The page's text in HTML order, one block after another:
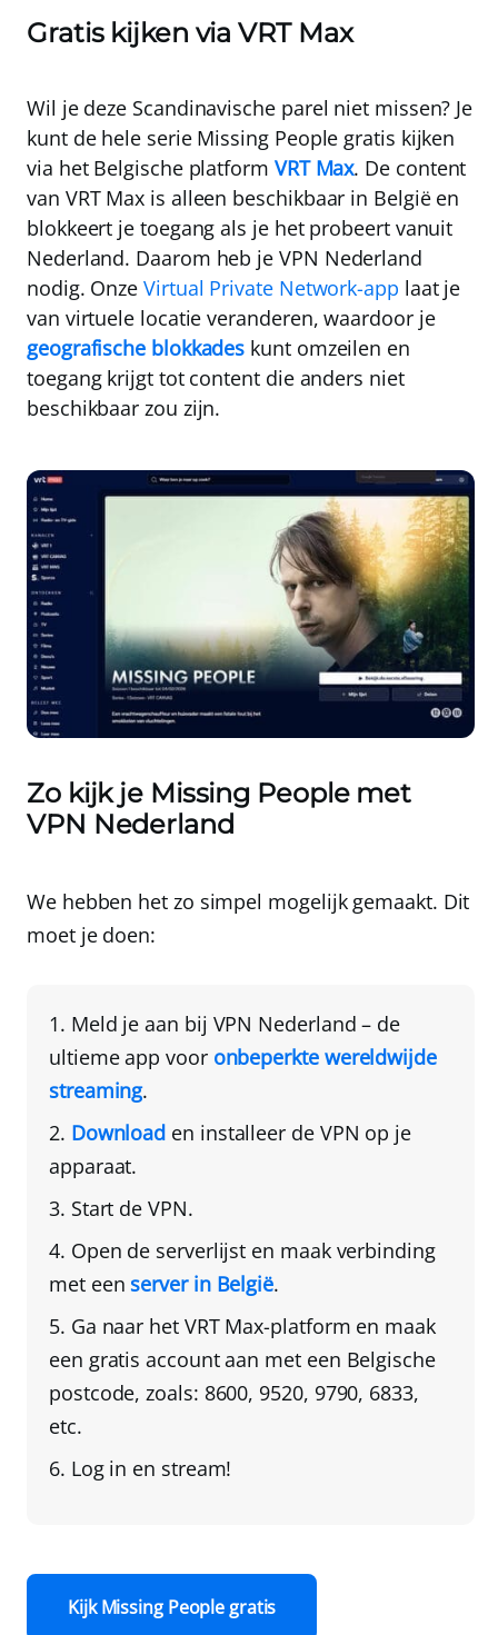
Gratis kijken via VRT Max
Wil je deze Scandinavische parel niet missen? Je
kunt de hele serie Missing People gratis kijken
via het Belgische platform VRT Max. De content
van VRT Max is alleen beschikbaar in België en
blokkeert je toegang als je het probeert vanuit
Nederland. Daarom heb je VPN Nederland
nodig. OnzeVirtual Private Network-app laat je
van virtuele locatie veranderen, waardoor je
geografische blokkades kunt omzeilen en
toegang krijgt tot content die anders niet
beschikbaar zou zijn.
Zo kijk je Missing People met
VPN Nederland
We hebben het zo simpel mogelijk gemaakt. Dit
moet je doen:
Meld je aan bij VPN Nederland – de
ultieme app voor onbeperkte wereldwijde
streaming.
Download en installeer de VPN op je
apparaat.
Start de VPN.
Open de serverlijst en maak verbinding
met eenserver in België.
Ga naar het VRT Max-platform en maak
een gratis account aan met een Belgische
postcode, zoals: 8600, 9520, 9790, 6833,
etc.
Log in en stream!
Kijk Missing People gratis